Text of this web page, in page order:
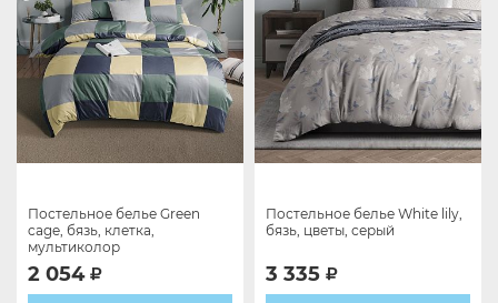
Постельное белье Green
cage, бязь, клетка,
мультиколор
2 054
Постельное белье White lily,
бязь, цветы, серый
3 335